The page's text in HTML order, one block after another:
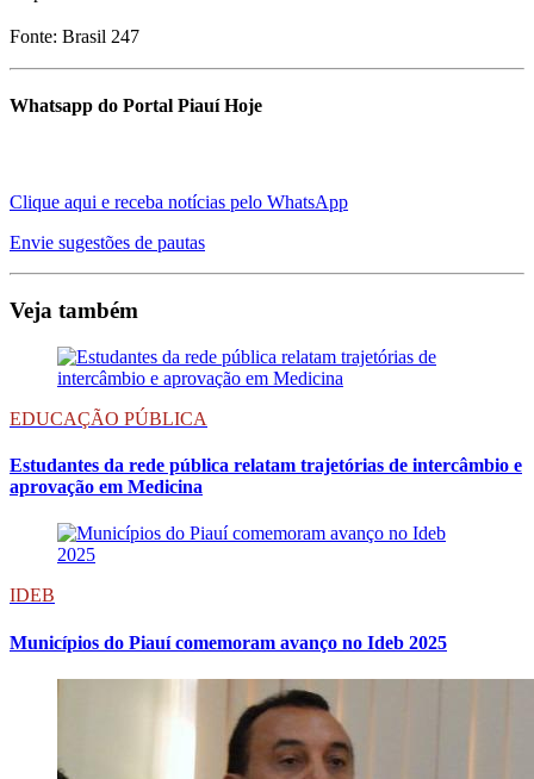
Fonte: Brasil 247
Whatsapp do Portal Piauí Hoje
Clique aqui e receba notícias pelo WhatsApp
Envie sugestões de pautas
Veja também
EDUCAÇÃO PÚBLICA
Estudantes da rede pública relatam trajetórias de intercâmbio e
aprovação em Medicina
IDEB
Municípios do Piauí comemoram avanço no Ideb 2025